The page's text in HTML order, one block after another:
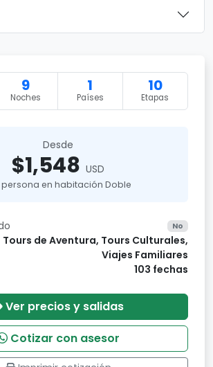
9
Noches
1
Países
10
Etapas
Desde
$1,548 USD
persona en habitación Doble
No
Tours de Aventura, Tours Culturales,
Viajes Familiares
103 fechas
Ver precios y salidas
Cotizar con asesor